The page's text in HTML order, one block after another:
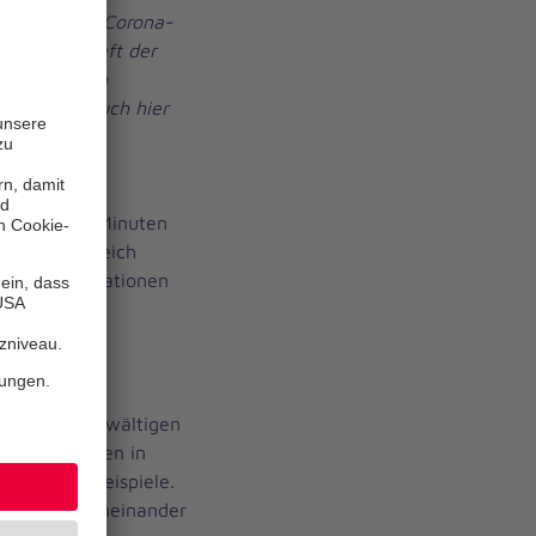
in der Corona-
der
vor Ort, im
und auch hier
mit allen
in diesen Minuten
Zeitgleich
an den Stationen
Hilfe" bewältigen
60 Jahren in
Fallbeispiele.
gegeneinander